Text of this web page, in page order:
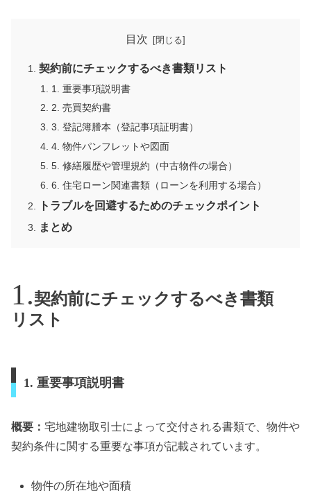
目次
契約前にチェックするべき書類リスト
1. 重要事項説明書
2. 売買契約書
3. 登記簿謄本（登記事項証明書）
4. 物件パンフレットや図面
5. 修繕履歴や管理規約（中古物件の場合）
6. 住宅ローン関連書類（ローンを利用する場合）
トラブルを回避するためのチェックポイント
まとめ
契約前にチェックするべき書類
リスト
1. 重要事項説明書
概要： 宅地建物取引士によって交付される書類で、物件や
契約条件に関する重要な事項が記載されています。
物件の所在地や面積